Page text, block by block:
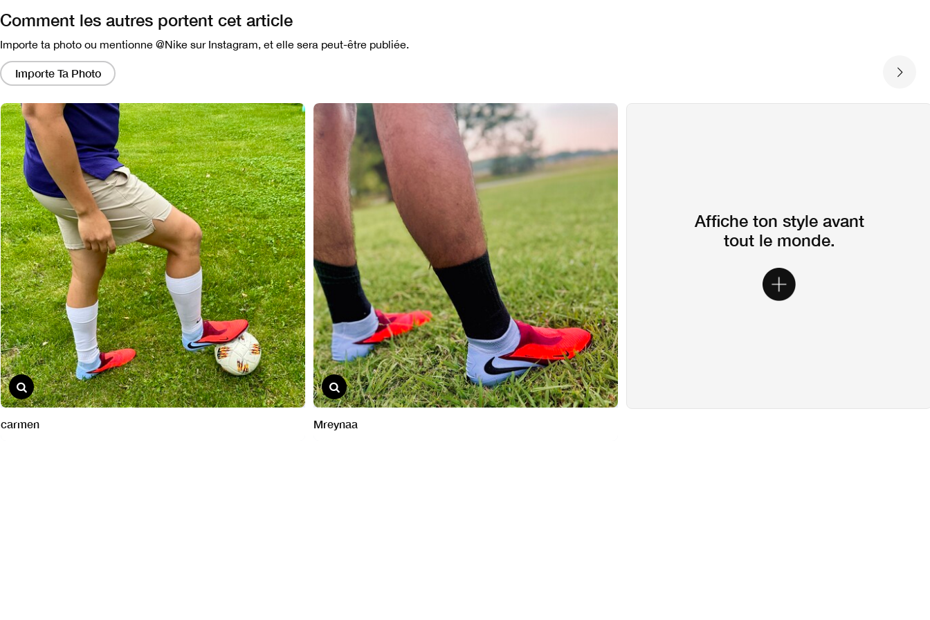
Comment les autres portent cet article
Importe ta photo ou mentionne @Nike sur Instagram, et elle sera peut-être publiée.
Importe Ta Photo
En
cliquant
sur
liens,
vous
obtiendrez
une
fenêtre
modale
contenant
une
version
plus
grande
de
l'image.
carmen Mreynaa